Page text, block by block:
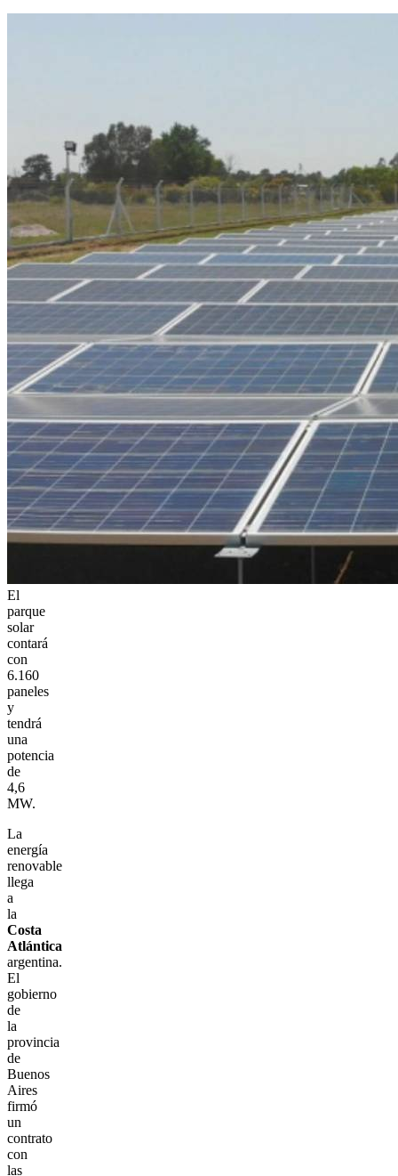
El
parque
solar
contará
con
6.160
paneles
y
tendrá
una
potencia
de
4,6
MW.
La
energía
renovable
llega
a
la
Costa
Atlántica
argentina.
El
gobierno
de
la
provincia
de
Buenos
Aires
firmó
un
contrato
con
las